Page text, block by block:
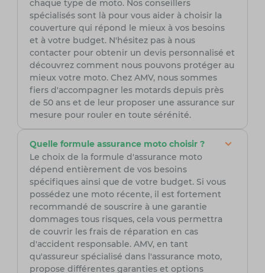
chaque type de moto. Nos conseillers
spécialisés sont là pour vous aider à choisir la
couverture qui répond le mieux à vos besoins
et à votre budget. N'hésitez pas à nous
contacter pour obtenir un devis personnalisé et
découvrez comment nous pouvons protéger au
mieux votre moto. Chez AMV, nous sommes
fiers d'accompagner les motards depuis près
de 50 ans et de leur proposer une assurance sur
mesure pour rouler en toute sérénité.
Quelle formule assurance moto choisir ?
Le choix de la formule d'assurance moto
dépend entièrement de vos besoins
spécifiques ainsi que de votre budget. Si vous
possédez une moto récente, il est fortement
recommandé de souscrire à une garantie
dommages tous risques, cela vous permettra
de couvrir les frais de réparation en cas
d'accident responsable. AMV, en tant
qu'assureur spécialisé dans l'assurance moto,
propose différentes garanties et options